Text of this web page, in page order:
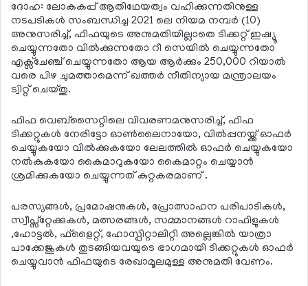
ദോഹ: ലോകകപ്പ് ആതിഥേയത്വം വഹിക്കുന്നതിനുള്ള
നടപടികള്‍ സംബന്ധിച്ച 2021 ലെ നിയമ നമ്പര്‍ (10)
അനുസരിച്ച്, ഫിഫയുടെ അനുമതിയില്ലാതെ ടിക്കറ്റ് ഇഷ്യൂ
ചെയ്യുന്നതോ വില്‍ക്കുന്നതോ റീ സെയില്‍ ചെയ്യുന്നതോ
എക്സ്ചേഞ്ച് ചെയ്യുന്നതോ ആയ ആര്‍ക്കും 250,000 റിയാല്‍
വരെ പിഴ ചുമത്താമെന്ന് ഖത്തര്‍ നീതിന്യായ മന്ത്രാലയം
ട്വിറ്റ് ചെയ്തു.
ഫിഫ വെബ്സൈറ്റിലെ വിവരണമനുസരിച്ച്, ഫിഫ
ടിക്കറ്റുകള്‍ നേരിട്ടോ ഓണ്‍ലൈനായോ, വില്‍പ്പനയ്ക്ക് ഓഫര്‍
ചെയ്യുകയോ വില്‍ക്കുകയോ ലേലത്തില്‍ ഓഫര്‍ ചെയ്യുകയോ
നല്‍കുകയോ കൈമാറുകയോ കൈമാറ്റം ചെയ്യാന്‍
ശ്രമിക്കുകയോ ചെയ്യുന്നത് കുറ്റകരമാണ് .
പരസ്യങ്ങള്‍, പ്രമോഷനുകള്‍, പ്രോത്സാഹന പരിപാടികള്‍,
സ്വീപ്സ്റ്റേക്കുകള്‍, മത്സരങ്ങള്‍, സമ്മാനങ്ങള്‍ റാഫിളുകള്‍
,ഹോട്ടല്‍, ഫ്‌ളൈറ്റ്, ഹോസ്പിറ്റാലിറ്റി അല്ലെങ്കില്‍ യാത്രാ
പാക്കേജുകള്‍ തുടങ്ങിയവയുടെ ഭാഗമായി ടിക്കറ്റുകള്‍ ഓഫര്‍
ചെയ്യുവാന്‍ ഫിഫയുടെ രേഖാമൂലമുള്ള അനുമതി വേണം.